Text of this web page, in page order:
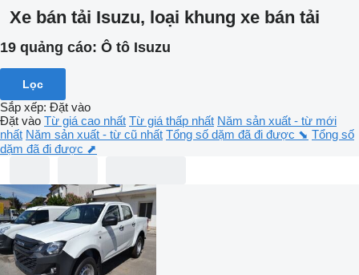
Xe bán tải Isuzu, loại khung xe bán tải
19 quảng cáo: Ô tô Isuzu
Lọc
Sắp xếp: Đặt vào
Đặt vào Từ giá cao nhất Từ giá thấp nhất Năm sản xuất - từ mới
nhất Năm sản xuất - từ cũ nhất Tổng số dặm đã đi được ⬊ Tổng số
dặm đã đi được ⬈